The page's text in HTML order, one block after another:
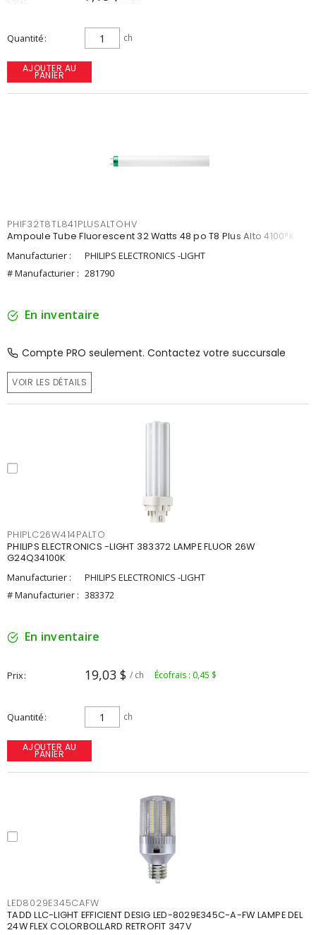
Quantité ch
AJOUTER AU
PANIER
PHIF32T8TL841PLUSALTOHV
Ampoule Tube Fluorescent 32 Watts 48 po T8 Plus Alto 4100°K
Manufacturier :
PHILIPS ELECTRONICS -LIGHT
# Manufacturier : 281790
En inventaire
Compte PRO seulement. Contactez votre succursale
VOIR LES DÉTAILS
PHIPLC26W414PALTO
PHILIPS ELECTRONICS -LIGHT 383372 LAMPE FLUOR 26W
G24Q34100K
Manufacturier :
PHILIPS ELECTRONICS -LIGHT
# Manufacturier : 383372
En inventaire
Prix 19,03 $ / ch Écofrais : 0,45 $
Quantité ch
AJOUTER AU
PANIER
LED8029E345CAFW
TADD LLC-LIGHT EFFICIENT DESIG LED-8029E345C-A-FW LAMPE DEL
24W FLEX COLORBOLLARD RETROFIT 347V